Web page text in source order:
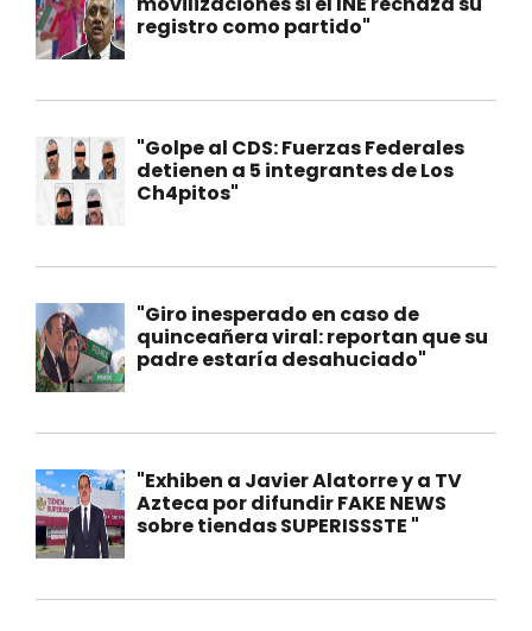
registro como partido"
"Golpe al CDS: Fuerzas Federales
detienen a 5 integrantes de Los
Ch4pitos"
"Giro inesperado en caso de
quinceañera viral: reportan que su
padre estaría desahuciado"
"Exhiben a Javier Alatorre y a TV
Azteca por difundir FAKE NEWS
sobre tiendas SUPERISSSTE "